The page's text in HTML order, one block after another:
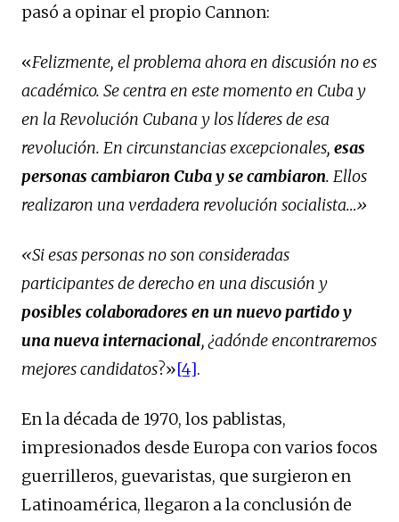
pasó a opinar el propio Cannon:
«Felizmente, el problema ahora en discusión no es
académico. Se centra en este momento en Cuba y
en la Revolución Cubana y los líderes de esa
revolución. En circunstancias excepcionales, esas
personas cambiaron Cuba y se cambiaron. Ellos
realizaron una verdadera revolución socialista…»
«Si esas personas no son consideradas
participantes de derecho en una discusión y
posibles colaboradores en un nuevo partido y
una nueva internacional, ¿adónde encontraremos
mejores candidatos?»[4].
En la década de 1970, los pablistas,
impresionados desde Europa con varios focos
guerrilleros, guevaristas, que surgieron en
Latinoamérica, llegaron a la conclusión de